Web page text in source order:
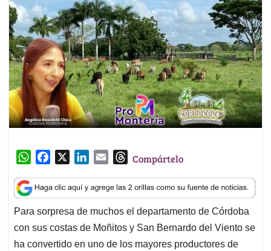
W
a
t
s
A
p
c
e
b
o
o
n
k
e
d
I
a
i
l
T
r
e
a
d
s
Compártelo
Para sorpresa de muchos el departamento de Córdoba
con sus costas de Moñitos y San Bernardo del Viento se
ha convertido en uno de los mayores productores de